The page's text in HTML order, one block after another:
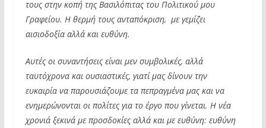
τους στην κοπή της Βασιλόπιτας του Πολιτικού μου
Γραφείου. Η θερμή τους ανταπόκριση, με γεμίζει
αισιοδοξία αλλά και ευθύνη.
Αυτές οι συναντήσεις είναι μεν συμβολικές, αλλά
ταυτόχρονα και ουσιαστικές, γιατί μας δίνουν την
ευκαιρία να παρουσιάζουμε τα πεπραγμένα μας και να
ενημερώνονται οι πολίτες για το έργο που γίνεται. Η νέα
χρονιά ξεκινά με προσδοκίες αλλά και με ευθύνη: ευθύνη